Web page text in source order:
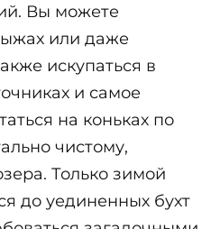
Вы можете
или даже
искупаться в
и самое
на коньках по
чистому,
Только зимой
до уединенных бухт